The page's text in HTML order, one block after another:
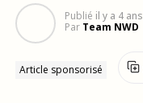
Publié il y a 4 ans
Par Team NWD
Article sponsorisé